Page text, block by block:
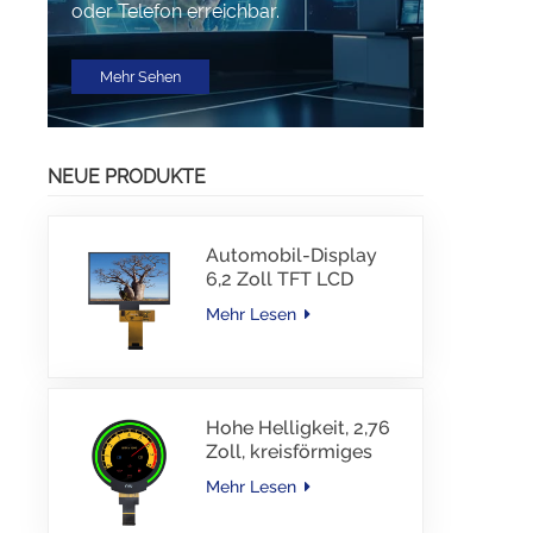
oder Telefon erreichbar.
Mehr Sehen
NEUE PRODUKTE
Automobil-Display
6,2 Zoll TFT LCD
1024*600 IPS TFT-
Schnittstellentreiber-
Mehr Lesen
Hohe Helligkeit, 2,76
Zoll, kreisförmiges
TFT-Display, 480 x
480 Auflösung, 1000
Mehr Lesen